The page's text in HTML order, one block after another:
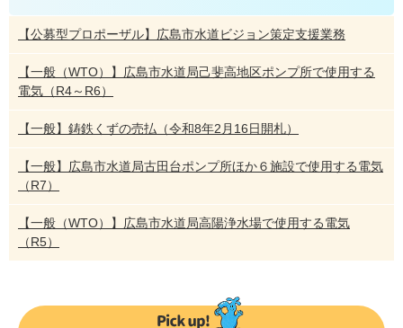
【公募型プロポーザル】広島市水道ビジョン策定支援業務
【一般（WTO）】広島市水道局己斐高地区ポンプ所で使用する
電気（R4～R6）
【一般】鋳鉄くずの売払（令和8年2月16日開札）
【一般】広島市水道局古田台ポンプ所ほか６施設で使用する電気
（R7）
【一般（WTO）】広島市水道局高陽浄水場で使用する電気
（R5）